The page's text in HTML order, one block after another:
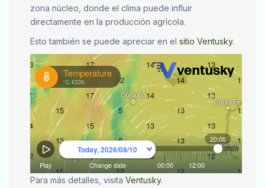
zona núcleo, donde el clima puede influir
directamente en la producción agrícola.
Esto también se puede apreciar en el sitio Ventusky.
Para más detalles, visita Ventusky.